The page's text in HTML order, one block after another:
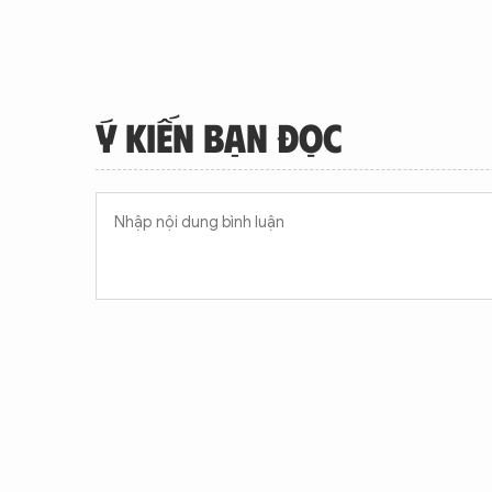
Ý KIẾN BẠN ĐỌC